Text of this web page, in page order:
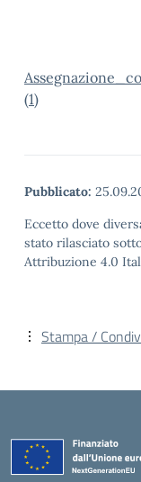
(1)
Pubblicato:
Eccetto dove
stato rilasciato
Attribuzione 4.0
Stampa /